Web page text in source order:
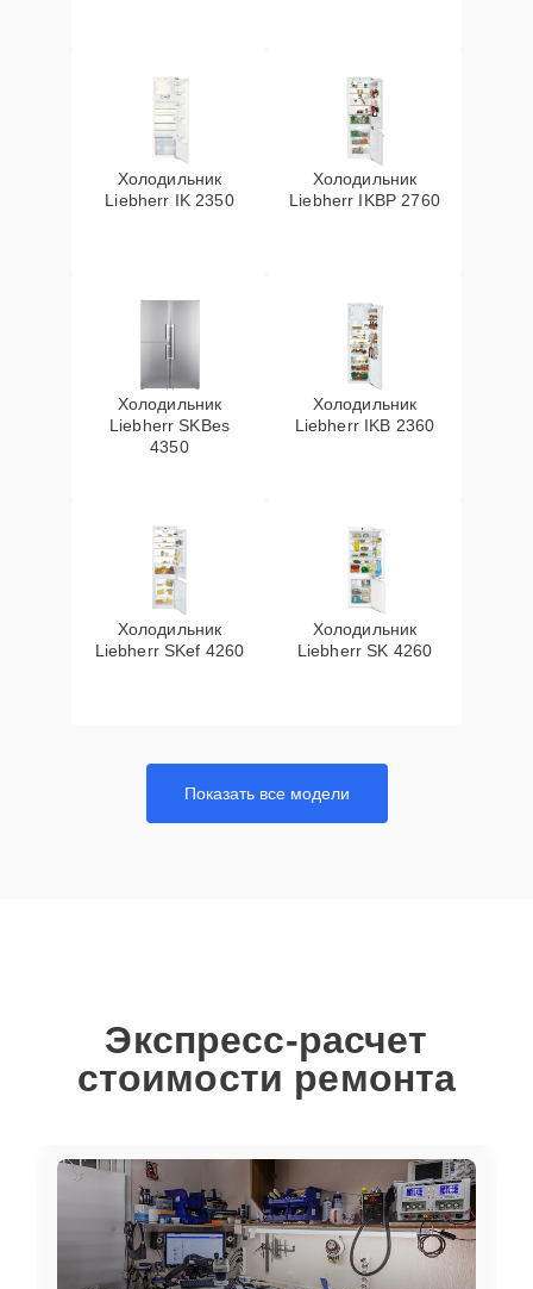
Холодильник
Liebherr IK 2350
Холодильник
Liebherr IKBP 2760
Холодильник
Liebherr SKBes
4350
Холодильник
Liebherr IKB 2360
Холодильник
Liebherr SKef 4260
Холодильник
Liebherr SK 4260
Показать все модели
Экспресс-расчет
стоимости ремонта